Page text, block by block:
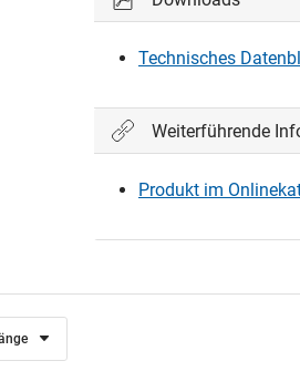
Technisches
Weiterführende
Produkt im